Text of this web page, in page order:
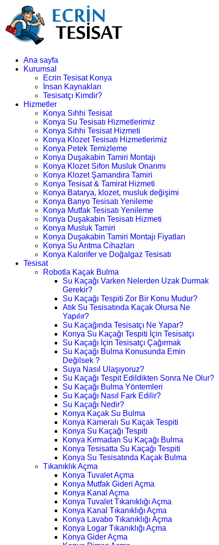
Ana sayfa
Kurumsal
Ecrin Tesisat Konya
İnsan Kaynakları
Tesisatçı Kimdir?
Hizmetler
Konya Sıhhi Tesisat
Konya Su Tesisatı Hizmetlerimiz
Konya Sıhhi Tesisat Hizmeti
Konya Klozet Tesisatı Hizmetlerimiz
Konya Petek Temizleme
Konya Duşakabin Tamiri Montajı
Konya Klozet Sifon Musluk Onarımı
Konya Klozet Şamandıra Tamiri
Konya Tesisat & Tamirat Hizmeti
Konya Batarya, klozet, musluk değişimi
Konya Banyo Tesisatı Yenileme
Konya Mutfak Tesisatı Yenileme
Konya Duşakabin Tesisatı Hizmeti
Konya Musluk Tamiri
Konya Duşakabin Tamiri Montajı Fiyatları
Konya Su Arıtma Cihazları
Konya Kalorifer ve Doğalgaz Tesisatı
Tesisat
Robotla Kaçak Bulma
Su Kaçağı Varken Nelerden Uzak Durmak
Gerekir?
Su Kaçağı Tespiti Zor Bir Konu Mudur?
Atık Su Tesisatında Kaçak Olursa Ne
Yapılır?
Su Kaçağında Tesisatçı Ne Yapar?
Konya Su Kaçağı Tespiti İçin Tesisatçı
Su Kaçağı İçin Tesisatçı Çağırmak
Su Kaçağı Bulma Konusunda Emin
Değilsek ?
Suya Nasıl Ulaşıyoruz?
Su Kaçağı Tespit Edildikten Sonra Ne Olur?
Su Kaçağı Bulma Yöntemleri
Su Kaçağı Nasıl Fark Edilir?
Su Kaçağı Nedir?
Konya Kaçak Su Bulma
Konya Kameralı Su Kaçak Tespiti
Konya Su Kaçağı Tespiti
Konya Kırmadan Su Kaçağı Bulma
Konya Tesisatta Su Kaçağı Tespiti
Konya Su Tesisatında Kaçak Bulma
Tıkanıklık Açma
Konya Tuvalet Açma
Konya Mutfak Gideri Açma
Konya Kanal Açma
Konya Tuvalet Tıkanıklığı Açma
Konya Kanal Tıkanıklığı Açma
Konya Lavabo Tıkanıklığı Açma
Konya Logar Tıkanıklığı Açma
Konya Gider Açma